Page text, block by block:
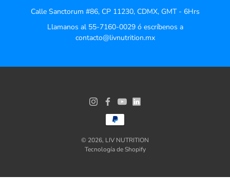
Calle Sanctorum #86, CP 11230, CDMX, GMT - 6Hrs
Llamanos al 55-7160-0029 ó escríbenos a
contacto@livnutrition.mx
© 2026, LIV NUTRITION
Tecnología de Shopify